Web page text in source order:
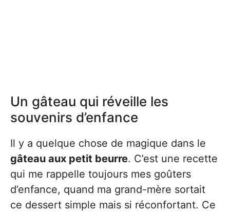
Un gâteau qui réveille les
souvenirs d’enfance
Il y a quelque chose de magique dans le
gâteau aux petit beurre. C’est une recette
qui me rappelle toujours mes goûters
d’enfance, quand ma grand-mère sortait
ce dessert simple mais si réconfortant. Ce